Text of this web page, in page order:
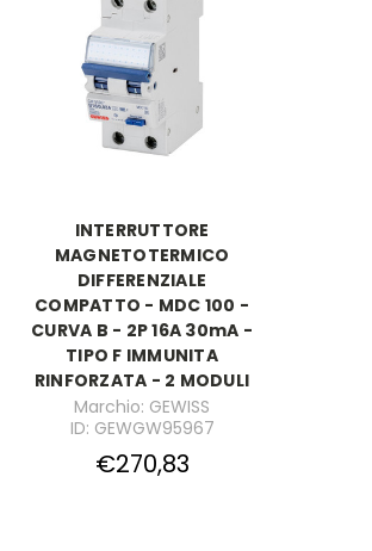
INTERRUTTORE
MAGNETOTERMICO
DIFFERENZIALE
COMPATTO - MDC 100 -
CURVA B - 2P 16A 30mA -
TIPO F IMMUNITA
RINFORZATA - 2 MODULI
Marchio: GEWISS
ID: GEWGW95967
€270,83